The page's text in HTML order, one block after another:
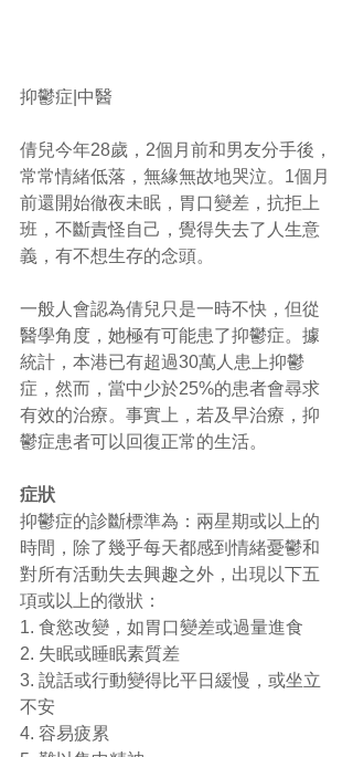
抑鬱症|中醫
倩兒今年28歲，2個月前和男友分手後，
常常情緒低落，無緣無故地哭泣。1個月
前還開始徹夜未眠，胃口變差，抗拒上
班，不斷責怪自己，覺得失去了人生意
義，有不想生存的念頭。
一般人會認為倩兒只是一時不快，但從
醫學角度，她極有可能患了抑鬱症。據
統計，本港已有超過30萬人患上抑鬱
症，然而，當中少於25%的患者會尋求
有效的治療。事實上，若及早治療，抑
鬱症患者可以回復正常的生活。
症狀
抑鬱症的診斷標準為：兩星期或以上的
時間，除了幾乎每天都感到情緒憂鬱和
對所有活動失去興趣之外，出現以下五
項或以上的徵狀：
1. 食慾改變，如胃口變差或過量進食
2. 失眠或睡眠素質差
3. 說話或行動變得比平日緩慢，或坐立
不安
4. 容易疲累